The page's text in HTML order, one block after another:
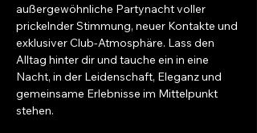
außergewöhnliche Partynacht voller
prickelnder Stimmung, neuer Kontakte und
exklusiver Club-Atmosphäre. Lass den
Alltag hinter dir und tauche ein in eine
Nacht, in der Leidenschaft, Eleganz und
gemeinsame Erlebnisse im Mittelpunkt
stehen.